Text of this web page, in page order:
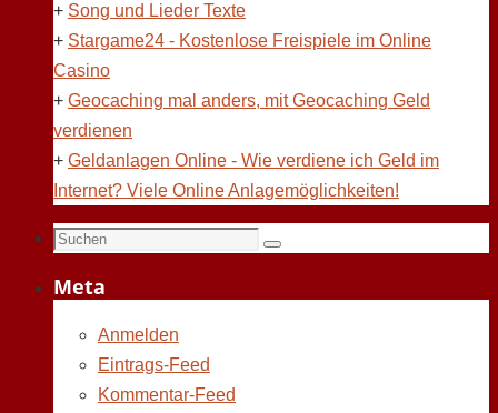
+ Song und Lieder Texte
+ Stargame24 - Kostenlose Freispiele im Online
Casino
+ Geocaching mal anders, mit Geocaching Geld
verdienen
+ Geldanlagen Online - Wie verdiene ich Geld im
Internet? Viele Online Anlagemöglichkeiten!
Suchen
Suchen
Meta
Anmelden
Eintrags-Feed
Kommentar-Feed